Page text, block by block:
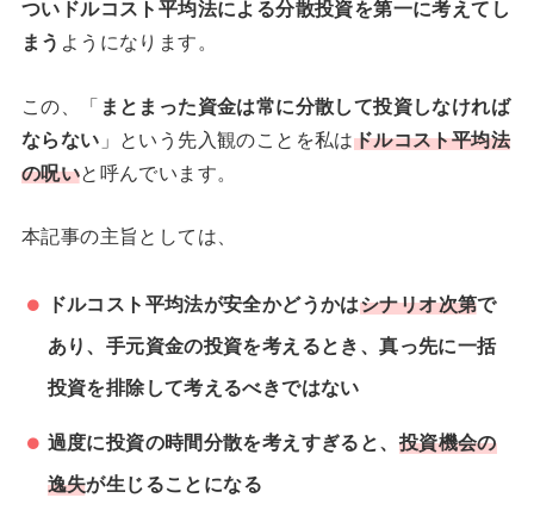
ついドルコスト平均法による分散投資を第一に考えてし
まう ようになります。
この、「 まとまった資金は常に分散して投資しなければ
ならない 」という先入観のことを私はドルコスト平均法
の呪いと呼んでいます。
本記事の主旨としては、
ドルコスト平均法が安全かどうかはシナリオ次第で
あり、手元資金の投資を考えるとき、真っ先に一括
投資を排除して考えるべきではない
過度に投資の時間分散を考えすぎると、 投資機会の
逸失が生じることになる